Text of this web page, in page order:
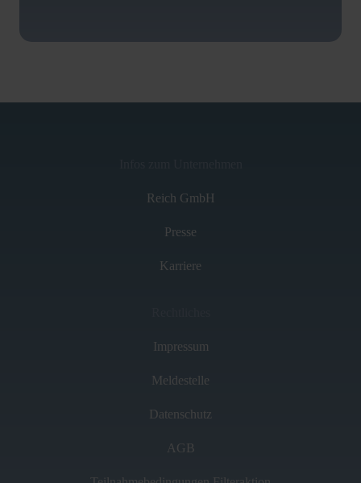
Reich GmbH
Presse
Karriere
Impressum
Meldestelle
Datenschutz
AGB